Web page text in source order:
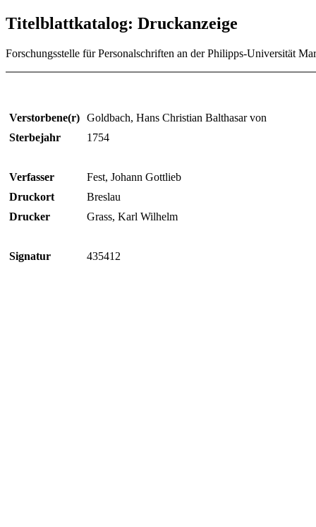
Titelblattkatalog: Druckanzeige
Forschungsstelle für Personalschriften an der Philipps-Universität
Verstorbene(r) Goldbach, Hans Christian Balthasar von
Sterbejahr
1754
Verfasser
Fest, Johann Gottlieb
Druckort
Breslau
Drucker
Grass, Karl Wilhelm
Signatur 435412